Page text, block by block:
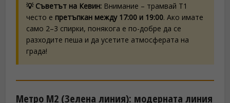
💡 Съветът на Кевин: Внимание – трамвай T1
често е претъпкан между 17:00 и 19:00. Ако имате
само 2–3 спирки, понякога е по-добре да се
разходите пеша и да усетите атмосферата на
града!
Метро M2 (Зелена линия): модерната линия